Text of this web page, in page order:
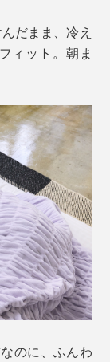
だまま、冷え
ィット。朝ま
のに、ふんわ